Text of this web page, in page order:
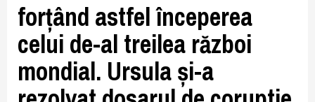
forțând astfel începerea
celui de-al treilea război
mondial. Ursula și-a